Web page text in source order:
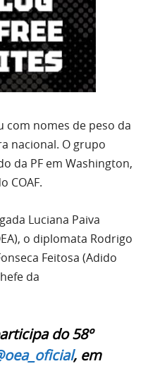
com nomes de peso da
nacional. O grupo
da PF em Washington,
COAF.
Luciana Paiva
o diplomata Rodrigo
Feitosa (Adido
da
do 58º
, em